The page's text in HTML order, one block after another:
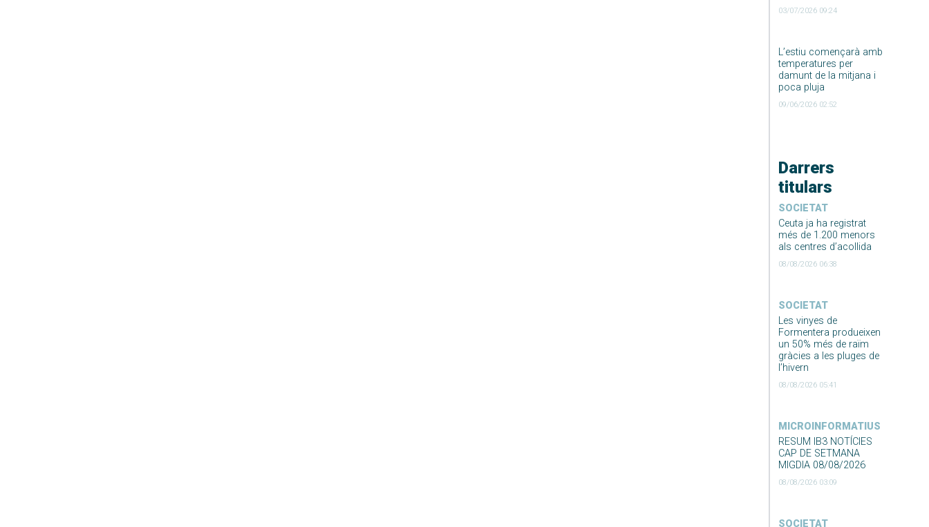
03/07/2026 09:24
L’estiu començarà amb
temperatures per
damunt de la mitjana i
poca pluja
09/06/2026 02:52
Darrers
titulars
SOCIETAT
Ceuta ja ha registrat
més de 1.200 menors
als centres d’acollida
08/08/2026 06:38
SOCIETAT
Les vinyes de
Formentera produeixen
un 50% més de raïm
gràcies a les pluges de
l’hivern
08/08/2026 05:41
MICROINFORMATIUS
RESUM IB3 NOTÍCIES
CAP DE SETMANA
MIGDIA 08/08/2026
08/08/2026 03:09
SOCIETAT